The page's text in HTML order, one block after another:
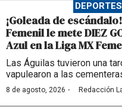
DEPORTES
¡Goleada de
Femenil le mete DIEZ
Azul en la Liga MX
Las Águilas tuvieron una
vapulearon a las
8 de agosto, 2026 · Redacción